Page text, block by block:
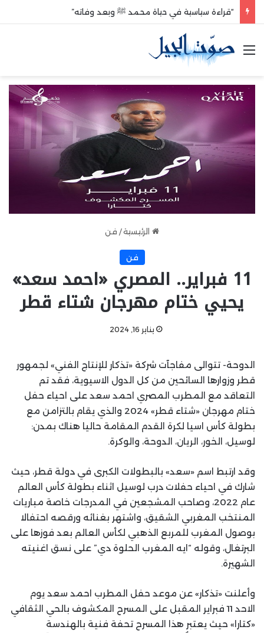
“قراءة سياسية في حياة محمد ﷺ وبعد وفاته”
القائمة
الرئيسية/ فن
فن
11 فبراير.. المصري «احمد سعد»
يحيي ختام مهرجان شتاء قطر
يناير 16, 2024
الدوحة- تتوالى مفاجآت شركة «تذكار للإنتاج الفني» لجمهور
قطر وزوارها السائحين من كل الدول الاسيوية، فقد تم
التعاقد مع المطرب المصري احمد سعد على احياء حفل
ختام مهرجان «شتاء قطر» 2024 والذي يقام بالتزامن مع
بطولة كأس اسيا لكرة القدم المقامة حاليا هناك بمدن:
لوسيل، الخور، الريان، الدوحة، والوكرة.
وقد ارتبط اسم «سعد» بالبطولات الكبرى في دولة قطر، حيث
شارك في احياء حفلات درب لوسيل اثناء بطولة كأس العالم
عام 2022، وصاحب المشجعين في المدرجات خاصة مباريات
المنتخب المغربي الشقيق، واشتهر بغنائه ورقصه احتفالا
بوصول المغرب للمربع الذهبي لكأس العالم بعد فوزها على
البرتغال، وقوله “ايه المغرب الحلوة دي” على نسق اغنيته
الشهيرة.
وأعلنت «تذكار» عن موعد حفل المطرب احمد سعد يوم
الاحد 11 فبراير المقبل على المسرح المكشوف بالحي الثقافي
«كتارا» حيث يعتبر هذا المسرح تحفة فنية بالهندسة